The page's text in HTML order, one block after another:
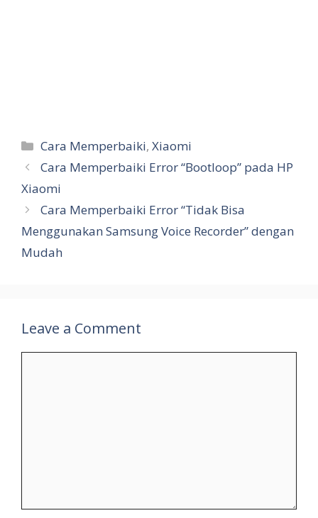
Categories
Cara Memperbaiki,Xiaomi
Cara Memperbaiki Error “Bootloop” pada HP
Xiaomi
Cara Memperbaiki Error “Tidak Bisa
Menggunakan Samsung Voice Recorder” dengan
Mudah
Leave a Comment